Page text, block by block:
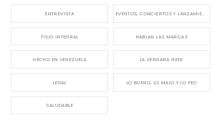
ENTREVISTA EVENTOS, CONCIERTOS Y LANZAMIENTOS
FISIO INTEGRAL HABLAN LAS MARCAS
HECHO EN VENEZUELA LA VERGARA GEEK
LEGAL LO BUENO, LO MALO Y LO FEO
SALUDABLE